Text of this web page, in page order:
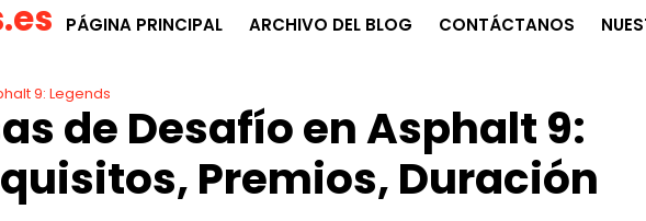
PÁGINA PRINCIPAL ARCHIVO DEL BLOG CONTÁCTANOS
9: Legends
de Desafío en Asphalt 9:
Premios, Duración